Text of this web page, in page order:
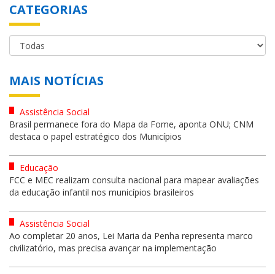
CATEGORIAS
MAIS NOTÍCIAS
Assistência Social
Brasil permanece fora do Mapa da Fome, aponta ONU; CNM
destaca o papel estratégico dos Municípios
Educação
FCC e MEC realizam consulta nacional para mapear avaliações
da educação infantil nos municípios brasileiros
Assistência Social
Ao completar 20 anos, Lei Maria da Penha representa marco
civilizatório, mas precisa avançar na implementação